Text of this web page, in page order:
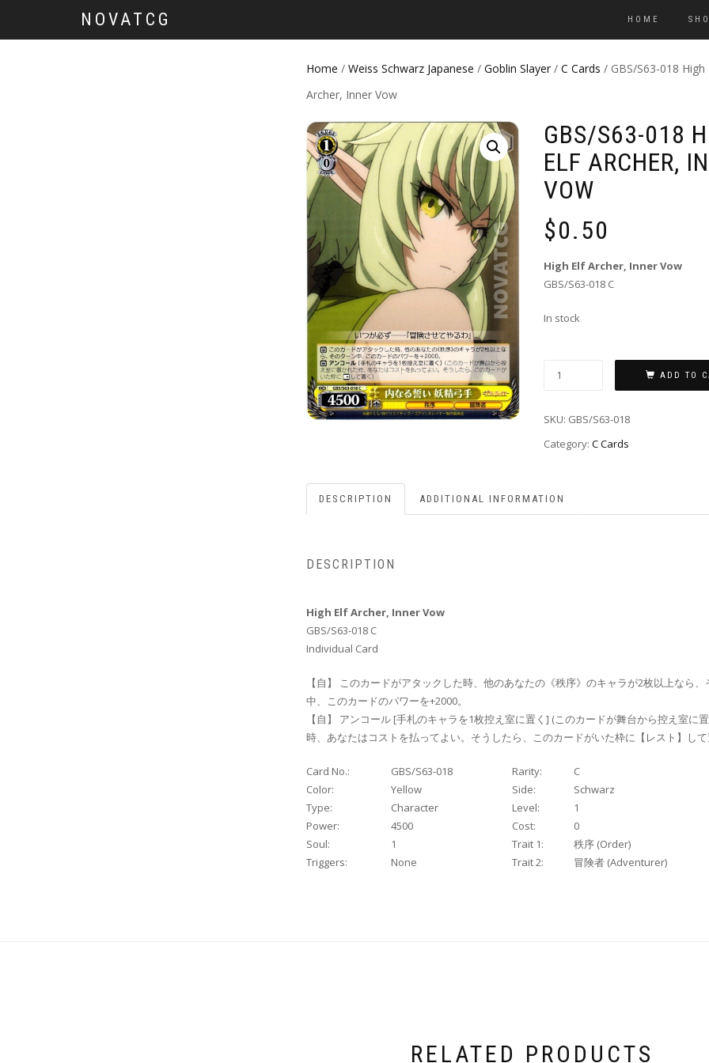
NOVATCG HOME
Home / Weiss Schwarz Japanese / Goblin Slayer / C Cards / GBS/S63-018 High
Archer, Inner Vow
GBS/S63-018
ELF ARCHER,
VOW
$0.50
High Elf Archer, Inner Vow
GBS/S63-018 C
In stock
ADD TO
SKU: GBS/S63-018
Category: C Cards
DESCRIPTION ADDITIONAL INFORMATION
DESCRIPTION
High Elf Archer, Inner Vow
GBS/S63-018 C
Individual Card
【自】 このカードがアタックした時、他のあなたの《秩序》のキャラが2枚以上なら、
中、このカードのパワーを+2000。
【自】 アンコール [手札のキャラを1枚控え室に置く] (このカードが舞台から控え室に
時、あなたはコストを払ってよい。そうしたら、このカードがいた枠に【レスト】し
Card No.: GBS/S63-018 Rarity:
C
Color:
Yellow Side:
Schwarz
Type:
Character Level:
1
Power:
4500 Cost:
0
Soul:
1 Trait 1:
秩序 (Order)
Triggers:
None Trait 2: 冒険者 (Adventurer)
RELATED PRODUCTS